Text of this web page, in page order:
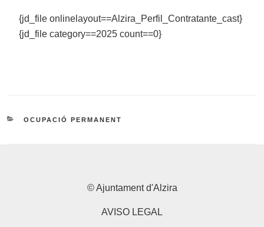
{jd_file onlinelayout==Alzira_Perfil_Contratante_cast}
{jd_file category==2025 count==0}
CATEGORIES
OCUPACIÓ PERMANENT
© Ajuntament d'Alzira
AVISO LEGAL